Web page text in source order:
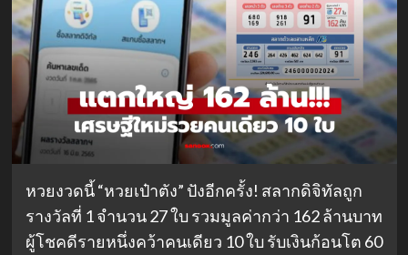
หวยงวดนี้ “หวยเป๋าตัง” ปังอีกครั้ง! สลากดิจิทัลถูก
รางวัลที่ 1 จำนวน 27 ใบ รวมมูลค่ากว่า 162 ล้านบาท
ผู้โชคดีรายหนึ่งคว้าคนเดียว 10 ใบ รับเงินก้อนโต 60